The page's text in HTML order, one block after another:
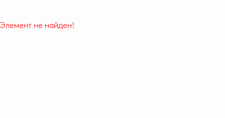
Элемент не найден!